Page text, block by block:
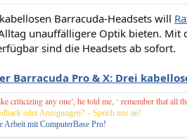
Barracuda-Headsets will
unauffälligere Optik bieten. Mit
sind die Headsets ab sofort.
Barracuda Pro & X: Drei
criticizing any one’, he told me, ‘ remember that all
oder Anregungen? – Sprich uns an!
Arbeit mit ComputerBase Pro!